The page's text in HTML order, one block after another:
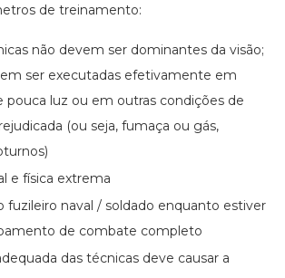
de treinamento:
não devem ser dominantes da visão;
ser executadas efetivamente em
pouca luz ou em outras condições de
(ou seja, fumaça ou gás,
e física extrema
fuzileiro naval / soldado enquanto estiver
de combate completo
das técnicas deve causar a